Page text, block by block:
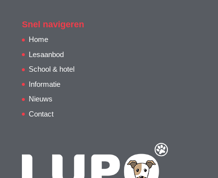
Snel navigeren
Home
Lesaanbod
School & hotel
Informatie
Nieuws
Contact